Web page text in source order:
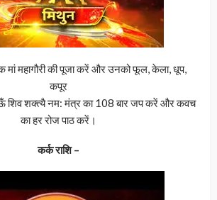
मां महागौरी की पूजा करें और उनको फूल, केला, धूप,
कपूर
शिव शक्त्यै नम: मंत्र का 108 बार जप करें और कवच
का हर रोज पाठ करें।
कर्क राशि –